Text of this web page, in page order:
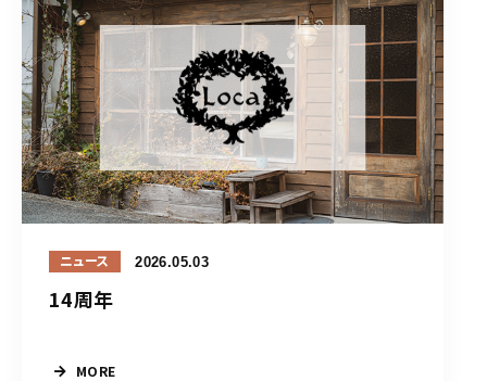
ニュース 2026.05.03
14周年
MORE